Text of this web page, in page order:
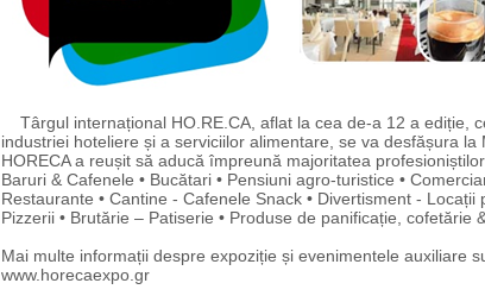
Târgul internațional HO.RE.CA, aflat la cea de-a 12 a ediție,
industriei hoteliere și a serviciilor alimentare, se va desfășura la
HORECA a reușit să aducă împreună majoritatea
Baruri & Cafenele • Bucătari • Pensiuni agro-turistice •
Restaurante • Cantine - Cafenele Snack • Divertisment -
Pizzerii • Brutărie – Patiserie • Produse de panificație, cofetărie
Mai multe informații despre expoziție și evenimentele auxiliare
www.horecaexpo.gr